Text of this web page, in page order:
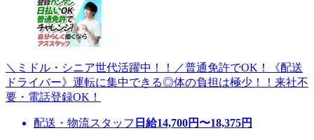
＼ミドル・シニア世代活躍中！！／普通免許でOK！《配送
ドライバー》運転に集中できる◎体の負担は極少！！来社不
要・電話登録OK！
配送・物流スタッフ 日給14,700円〜18,375円